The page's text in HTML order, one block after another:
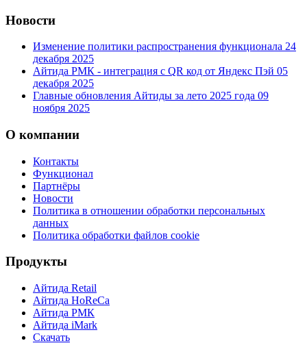
Новости
Изменение политики распространения функционала 24
декабря 2025
Айтида РМК - интеграция с QR код от Яндекс Пэй 05
декабря 2025
Главные обновления Айтиды за лето 2025 года 09
ноября 2025
О компании
Контакты
Функционал
Партнёры
Новости
Политика в отношении обработки персональных
данных
Политика обработки файлов cookie
Продукты
Айтида Retail
Айтида HoReCa
Айтида РМК
Айтида iMark
Скачать